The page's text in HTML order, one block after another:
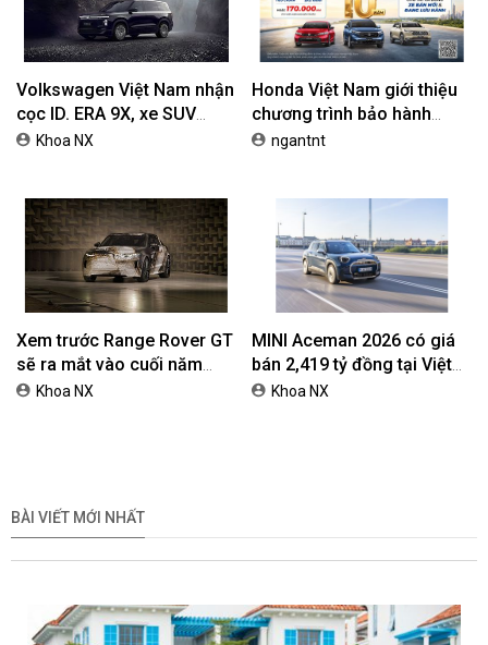
Volkswagen Việt Nam nhận
cọc ID. ERA 9X, xe SUV
EREV dự kiến giá dưới 3 tỷ
Khoa NX
Honda Việt Nam giới thiệu
chương trình bảo hành
chính hãng lên tới 10 năm
ngantnt
Xem trước Range Rover GT
sẽ ra mắt vào cuối năm
2026Khoa NX
MINI Aceman 2026 có giá
bán 2,419 tỷ đồng tại Việt
NamKhoa NX
BÀI VIẾT MỚI NHẤT